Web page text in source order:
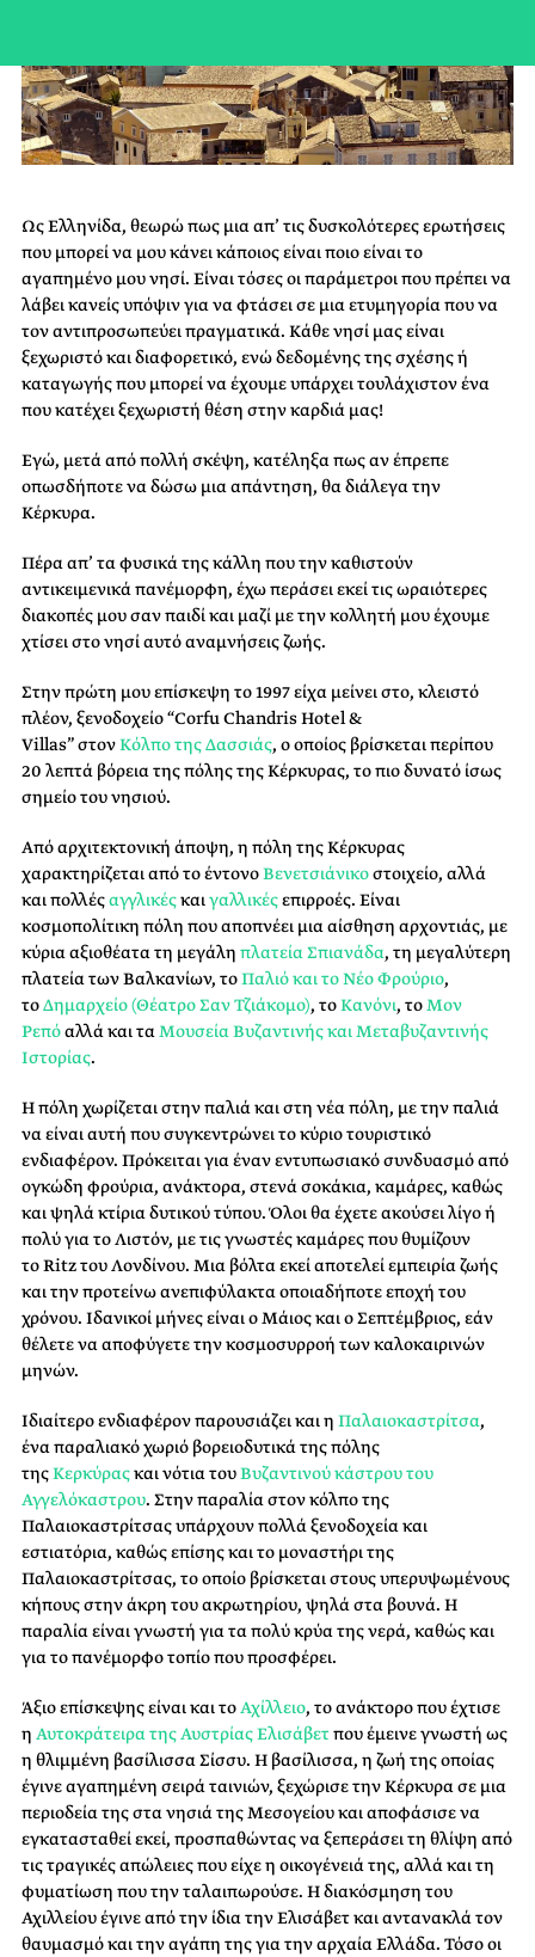
Ως Ελληνίδα, θεωρώ πως μια απ’ τις δυσκολότερες ερωτήσεις
που μπορεί να μου κάνει κάποιος είναι ποιο είναι το
αγαπημένο μου νησί. Είναι τόσες οι παράμετροι που πρέπει να
λάβει κανείς υπόψιν για να φτάσει σε μια ετυμηγορία που να
τον αντιπροσωπεύει πραγματικά. Κάθε νησί μας είναι
ξεχωριστό και διαφορετικό, ενώ δεδομένης της σχέσης ή
καταγωγής που μπορεί να έχουμε υπάρχει τουλάχιστον ένα
που κατέχει ξεχωριστή θέση στην καρδιά μας!
Εγώ, μετά από πολλή σκέψη, κατέληξα πως αν έπρεπε
οπωσδήποτε να δώσω μια απάντηση, θα διάλεγα την
Κέρκυρα.
Πέρα απ’ τα φυσικά της κάλλη που την καθιστούν
αντικειμενικά πανέμορφη, έχω περάσει εκεί τις ωραιότερες
διακοπές μου σαν παιδί και μαζί με την κολλητή μου έχουμε
χτίσει στο νησί αυτό αναμνήσεις ζωής.
Στην πρώτη μου επίσκεψη το 1997 είχα μείνει στο, κλειστό
πλέον, ξενοδοχείο“Corfu Chandris Hotel &
Villas”στονΚόλπο της Δασσιάς, ο οποίος βρίσκεται περίπου
20 λεπτά βόρεια της πόλης της Κέρκυρας, το πιο δυνατό ίσως
σημείο του νησιού.
Από αρχιτεκτονική άποψη, η πόλη της Κέρκυρας
χαρακτηρίζεται από το έντονοΒενετσιάνικοστοιχείο, αλλά
και πολλέςαγγλικέςκαιγαλλικέςεπιρροές. Είναι
κοσμοπολίτικη πόλη που αποπνέει μια αίσθηση αρχοντιάς, με
κύρια αξιοθέατα τη μεγάλη πλατεία Σπιανάδα, τη μεγαλύτερη
πλατεία των Βαλκανίων, τοΠαλιό και το Νέο Φρούριο,
τοΔημαρχείο (Θέατρο Σαν Τζιάκομο), τοΚανόνι, τοΜον
Ρεπόαλλά και ταΜουσεία Βυζαντινής και Μεταβυζαντινής
Ιστορίας.
Η πόλη χωρίζεται στην παλιά και στη νέα πόλη, με την παλιά
να είναι αυτή που συγκεντρώνει το κύριο τουριστικό
ενδιαφέρον. Πρόκειται για έναν εντυπωσιακό συνδυασμό από
ογκώδη φρούρια, ανάκτορα, στενά σοκάκια, καμάρες, καθώς
και ψηλά κτίρια δυτικού τύπου. Όλοι θα έχετε ακούσει λίγο ή
πολύ για το Λιστόν, με τις γνωστές καμάρες που θυμίζουν
τοRitzτου Λονδίνου. Μια βόλτα εκεί αποτελεί εμπειρία ζωής
και την προτείνω ανεπιφύλακτα οποιαδήποτε εποχή του
χρόνου. Ιδανικοί μήνες είναι ο Μάιος και ο Σεπτέμβριος, εάν
θέλετε να αποφύγετε την κοσμοσυρροή των καλοκαιρινών
μηνών.
Ιδιαίτερο ενδιαφέρον παρουσιάζει και η Παλαιοκαστρίτσα,
ένα παραλιακό χωριό βορειοδυτικά της πόλης
τηςΚερκύραςκαι νότια τουΒυζαντινού κάστρου του
Αγγελόκαστρου. Στην παραλία στον κόλπο της
Παλαιοκαστρίτσας υπάρχουν πολλά ξενοδοχεία και
εστιατόρια, καθώς επίσης και το μοναστήρι της
Παλαιοκαστρίτσας, το οποίο βρίσκεται στους υπερυψωμένους
κήπους στην άκρη του ακρωτηρίου, ψηλά στα βουνά. Η
παραλία είναι γνωστή για τα πολύ κρύα της νερά, καθώς και
για το πανέμορφο τοπίο που προσφέρει.
Άξιο επίσκεψης είναι και τοΑχίλλειο, το ανάκτορο που έχτισε
η Αυτοκράτειρα της Αυστρίας Ελισάβετπου έμεινε γνωστή ως
η θλιμμένη βασίλισσα Σίσσυ. Η βασίλισσα, η ζωή της οποίας
έγινε αγαπημένη σειρά ταινιών, ξεχώρισε την Κέρκυρα σε μια
περιοδεία της στα νησιά της Μεσογείου και αποφάσισε να
εγκατασταθεί εκεί, προσπαθώντας να ξεπεράσει τη θλίψη από
τις τραγικές απώλειες που είχε η οικογένειά της, αλλά και τη
φυματίωση που την ταλαιπωρούσε. Η διακόσμηση του
Αχιλλείουέγινε από την ίδια την Ελισάβετ και αντανακλά τον
θαυμασμό και την αγάπη της για την αρχαία Ελλάδα. Τόσο οι